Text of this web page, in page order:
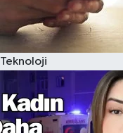
Teknoloji